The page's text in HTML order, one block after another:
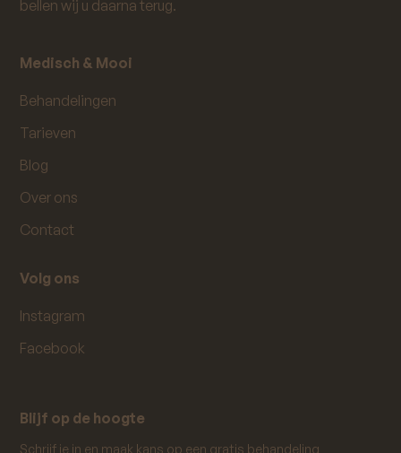
bellen wij u daarna terug.
Medisch & Mooi
Behandelingen
Tarieven
Blog
Over ons
Contact
Volg ons
Instagram
Facebook
Blijf op de hoogte
Schrijf je in en maak kans op een gratis behandeling